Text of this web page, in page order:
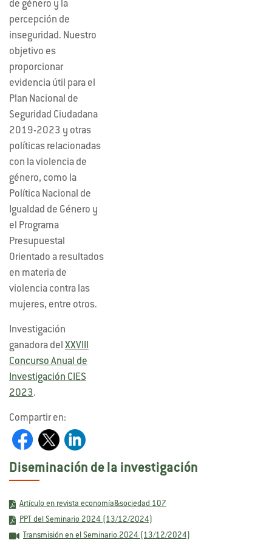
de género y la
percepción de
inseguridad. Nuestro
objetivo es
proporcionar
evidencia útil para el
Plan Nacional de
Seguridad Ciudadana
2019-2023 y otras
políticas relacionadas
con la violencia de
género, como la
Política Nacional de
Igualdad de Género y
el Programa
Presupuestal
Orientado a resultados
en materia de
violencia contra las
mujeres, entre otros.
Investigación
ganadora del XXVIII
Concurso Anual de
Investigación CIES
2023.
Compartir en:
Diseminación de la investigación
Artículo en revista economía&sociedad 107
PPT del Seminario 2024 (13/12/2024)
Transmisión en el Seminario 2024 (13/12/2024)